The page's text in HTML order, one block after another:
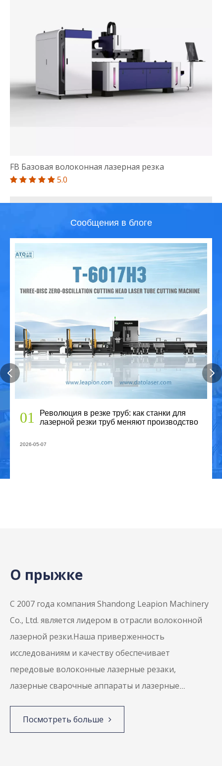
FB Базовая волоконная лазерная резка
     5.0
T-HA Автоматическая загрузка
   5.0
F-BT Металлические изделия из металла Разрез
листов и труб
Сообщения в блоге
01
Революция в резке труб: как станки для
лазерной резки труб меняют производство
2026-05-07
О прыжке
С 2007 года компания Shandong Leapion Machinery
Co., Ltd. является лидером в отрасли волоконной
лазерной резки.Наша приверженность
исследованиям и качеству обеспечивает
передовые волоконные лазерные резаки,
лазерные сварочные аппараты и лазерные
современный завод Поддержка со стороны, в
котором работают 500 сотрудников, в том числе
Посмотреть больше